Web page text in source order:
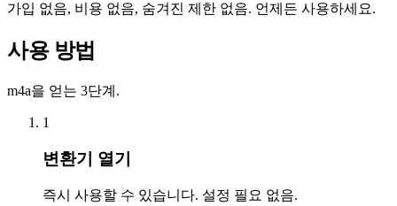
가입 없음, 비용 없음, 숨겨진 제한 없음. 언제든 사용하세요.
사용 방법
m4a을 얻는 3단계.
1
변환기 열기
즉시 사용할 수 있습니다. 설정 필요 없음.